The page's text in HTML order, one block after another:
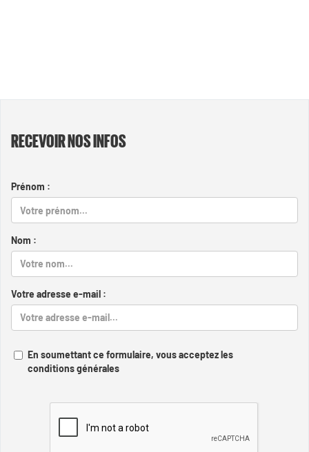
RECEVOIR NOS INFOS
Prénom :
Nom :
Votre adresse e-mail :
En soumettant ce formulaire, vous acceptez les
conditions générales